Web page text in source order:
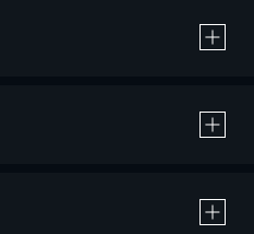
ド決済による作品の購入 / レンタルです。